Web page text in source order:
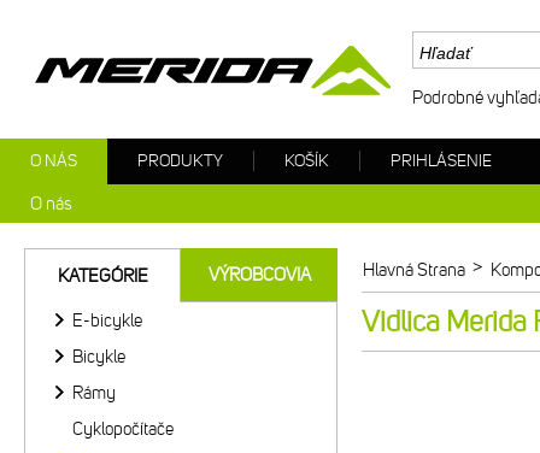
Hlavná Strana >
Vidlica Merida
KATEGÓRIE VÝROBCOVIA
E-bicykle
Bicykle
Rámy
Cyklopočítače
Podrobné
O NÁS
O nás
PRODUKTY KOŠÍK PRIHLÁSENIE